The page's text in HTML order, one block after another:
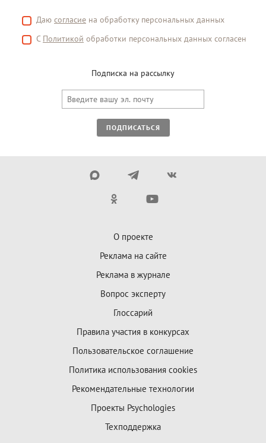
Даю согласие на обработку персональных данных
С Политикой обработки персональных данных согласен
Подписка на рассылку
ПОДПИСАТЬСЯ
О проекте
Реклама на сайте
Реклама в журнале
Вопрос эксперту
Глоссарий
Правила участия в конкурсах
Пользовательское соглашение
Политика использования cookies
Рекомендательные технологии
Проекты Psychologies
Техподдержка